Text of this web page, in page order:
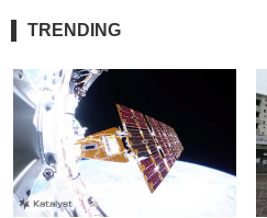
TRENDING